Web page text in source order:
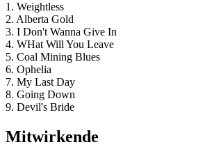
1. Weightless
2. Alberta Gold
3. I Don't Wanna Give In
4. WHat Will You Leave
5. Coal Mining Blues
6. Ophelia
7. My Last Day
8. Going Down
9. Devil's Bride
Mitwirkende